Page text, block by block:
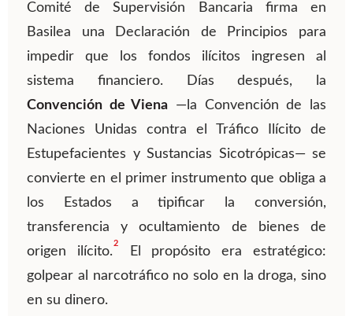
Comité de Supervisión Bancaria firma en
Basilea una Declaración de Principios para
impedir que los fondos ilícitos ingresen al
sistema financiero. Días después, la
Convención de Viena —la Convención de las
Naciones Unidas contra el Tráfico Ilícito de
Estupefacientes y Sustancias Sicotrópicas— se
convierte en el primer instrumento que obliga a
los Estados a tipificar la conversión,
transferencia y ocultamiento de bienes de
origen ilícito.
2
El propósito era estratégico:
golpear al narcotráfico no solo en la droga, sino
en su dinero.